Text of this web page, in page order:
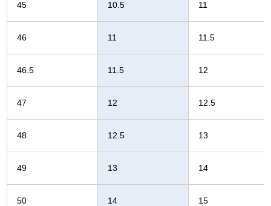
45 10.5 11
46 11 11.5
46.5 11.5 12
47 12 12.5
48 12.5 13
49 13 14
50 14 15